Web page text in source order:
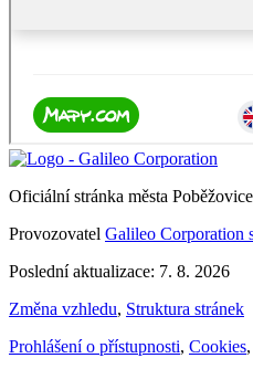
Oficiální stránka města
Provozovatel Galileo Corporation
Poslední aktualizace: 7. 8. 2026
Změna vzhledu, Struktura stránek
Prohlášení o přístupnosti, Cookies,